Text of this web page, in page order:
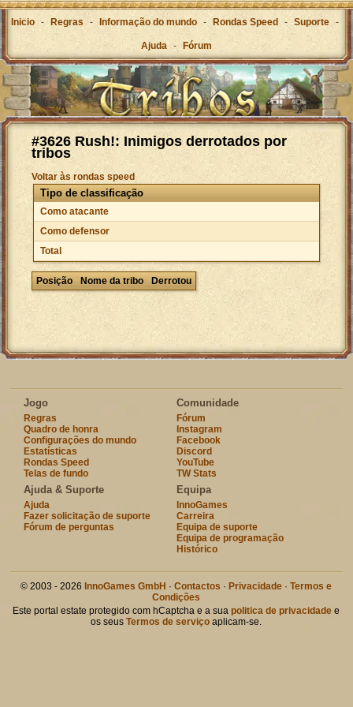
Inicio - Regras - Informação do mundo - Rondas Speed - Suporte -
Ajuda - Fórum
#3626 Rush!: Inimigos derrotados por
tribos
Voltar às rondas speed
Tipo de classificação
Como atacante
Como defensor
Total
Posição Nome da tribo Derrotou
Jogo
Regras
Quadro de honra
Configurações do mundo
Estatísticas
Rondas Speed
Telas de fundo
Comunidade
Fórum
Instagram
Facebook
Discord
YouTube
TW Stats
Ajuda & Suporte
Ajuda
Fazer solicitação de suporte
Fórum de perguntas
Equipa
InnoGames
Carreira
Equipa de suporte
Equipa de programação
Histórico
© 2003 - 2026 InnoGames GmbH ·Contactos · Privacidade ·Termos e
Condições
Este portal estate protegido com hCaptcha e a suapolitica de privacidade e
os seusTermos de serviço aplicam-se.